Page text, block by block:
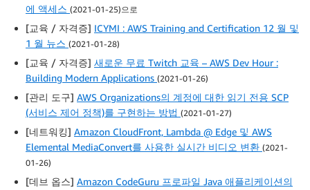
에 액세스 (2021-01-25)으로
[교육 / 자격증] ICYMI : AWS Training and Certification 12 월 및
1 월 뉴스 (2021-01-28)
[교육 / 자격증] 새로운 무료 Twitch 교육 – AWS Dev Hour :
Building Modern Applications (2021-01-26)
[관리 도구] AWS Organizations의 계정에 대한 읽기 전용 SCP
(서비스 제어 정책)를 구현하는 방법 (2021-01-27)
[네트워킹] Amazon CloudFront, Lambda @ Edge 및 AWS
Elemental MediaConvert를 사용한 실시간 비디오 변환 (2021-
01-26)
[데브 옵스] Amazon CodeGuru 프로파일 Java 애플리케이션의